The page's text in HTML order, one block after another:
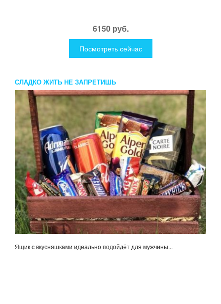
6150 руб.
Посмотреть сейчас
СЛАДКО ЖИТЬ НЕ ЗАПРЕТИШЬ
Ящик с вкусняшками идеально подойдёт для мужчины...